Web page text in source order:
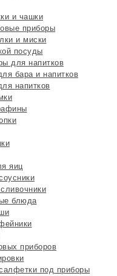
и чашки
приборы
и миски
посуды
для напитков
бара и напитков
напитков
яиц
блюда
приборов
под приборы